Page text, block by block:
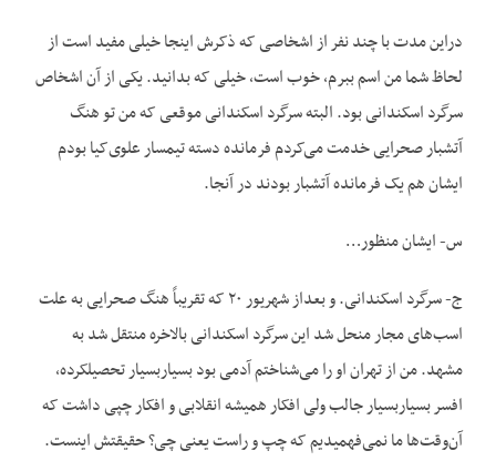
دراین مدت با چند نفر از اشخاصی که ذکرش اینجا خیلی مفید است از
لحاظ شما من اسم ببرم، خوب است، خیلی که بدانید. یکی از آن اشخاص
سرگرد اسکندانی بود. البته سرگرد اسکندانی موقعی که من تو هنگ
آتشبار صحرایی خدمت می‌کردم فرمانده دسته تیمسار علوی‌کیا بودم
ایشان هم یک فرمانده آتشبار بودند در آنجا.
س- ایشان منظور…
ج- سرگرد اسکندانی. و بعداز شهریور ۲۰ که تقریباً هنگ صحرایی به علت
اسب‌های مجار منحل شد این سرگرد اسکندانی بالاخره منتقل شد به
مشهد. من از تهران او را می‌شناختم آدمی‌ بود بسیاربسیار تحصیلکرده،
افسر بسیاربسیار جالب ولی افکار همیشه انقلابی و افکار چپی داشت که
آن‌وقت‌ها ما نمی‌فهمیدیم که چپ و راست یعنی چی؟ حقیقتش اینست.